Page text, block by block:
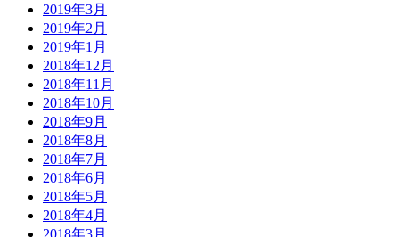
2019年3月
2019年2月
2019年1月
2018年12月
2018年11月
2018年10月
2018年9月
2018年8月
2018年7月
2018年6月
2018年5月
2018年4月
2018年3月